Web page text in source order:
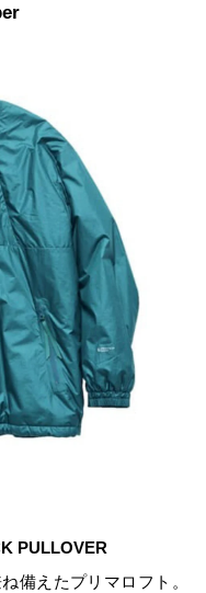
PULLOVER
備えたプリマロフト。